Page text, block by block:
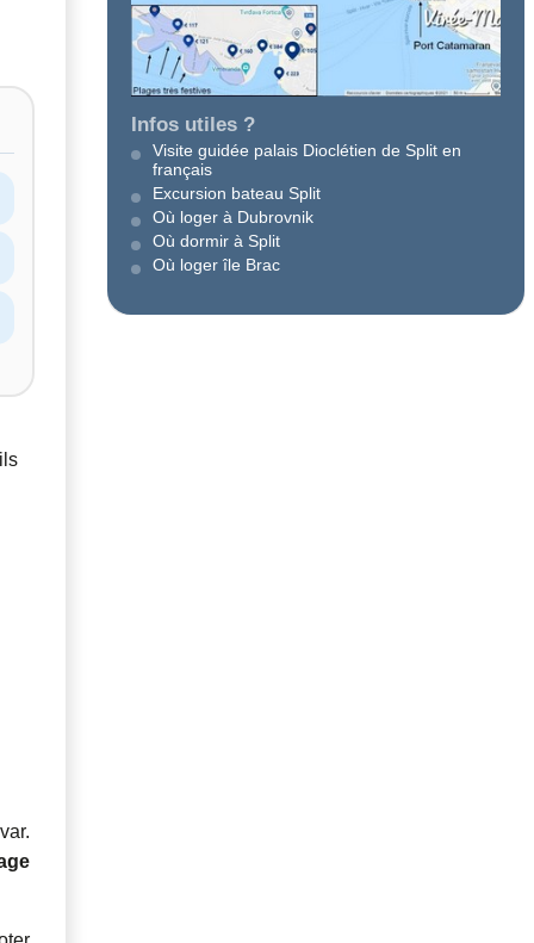
Infos utiles ?
Visite guidée palais Dioclétien de Split en
français
Excursion bateau Split
Où loger à Dubrovnik
Où dormir à Split
Où loger île Brac